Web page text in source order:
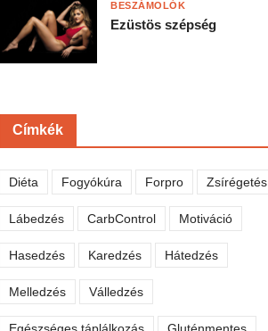
Ezüstös szépség
BESZÁMOLÓK
Címkék
Diéta Fogyókúra Forpro Zsírégetés
Lábedzés CarbControl Motiváció
Hasedzés Karedzés Hátedzés
Melledzés Válledzés